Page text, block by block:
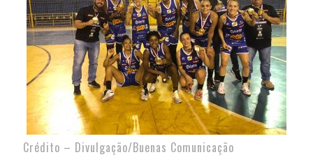
Crédito – Divulgação/Buenas Comunicação